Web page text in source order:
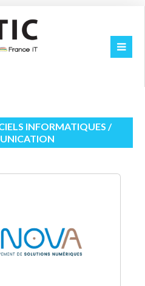
INFORMATIQUES /